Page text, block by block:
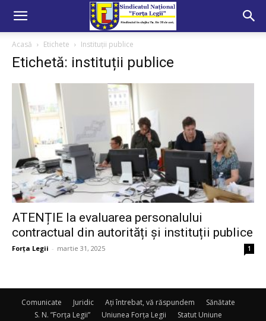
Acasă Etichete Instituții publice
Etichetă: instituții publice
ATENȚIE la evaluarea personalului
contractual din autorități și instituții publice
Forța Legii - martie 31, 2025 1
Comunicate Juridic Ați întrebat, vă răspundem
Sănătate
S. N. ”Forța Legii”
Uniunea Forța Legii
Statut Uniune